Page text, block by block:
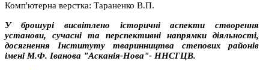
Комп'ютерна верстка: Тараненко В.П.
У брошурі висвітлено історичні аспекти створення
установи, сучасні та перспективні напрямки діяльності,
досягнення Інституту тваринництва степових районів
імені М.Ф. Іванова "Асканія-Нова"- ННСГЦВ.